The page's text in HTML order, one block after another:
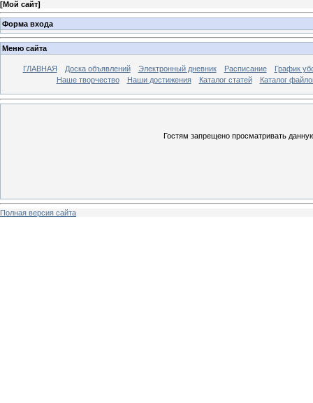
[Мой сайт]
Форма входа
Меню сайта
ГЛАВНАЯ Доска объявлений Электронный дневник Расписание
График
Наше творчество
Наши достижения Каталог статей Каталог
Гостям запрещено просматривать
Полная версия сайта